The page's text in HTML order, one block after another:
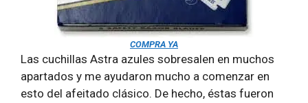
COMPRA YA
Las cuchillas Astra azules sobresalen en muchos
apartados y me ayudaron mucho a comenzar en
esto del afeitado clásico. De hecho, éstas fueron